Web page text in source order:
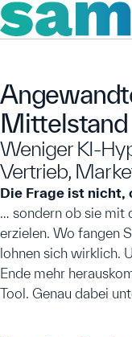
Mittelstand
Weniger KI-
Vertrieb,
Die Frage ist nicht,
… sondern ob sie mit
erzielen. Wo fangen
lohnen sich wirklich.
Ende mehr
Tool. Genau dabei